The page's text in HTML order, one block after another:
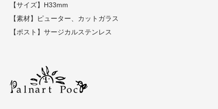
【サイズ】H33mm
【素材】ピューター、カットガラス
【ポスト】サージカルステンレス